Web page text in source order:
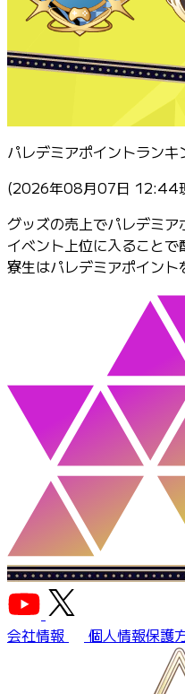
パレデミアポイントランキ
(2026年08月07日 12:44
グッズの売上でパレデミア
イベント上位に入ることで
寮生はパレデミアポイント
会社情報 個人情報保護